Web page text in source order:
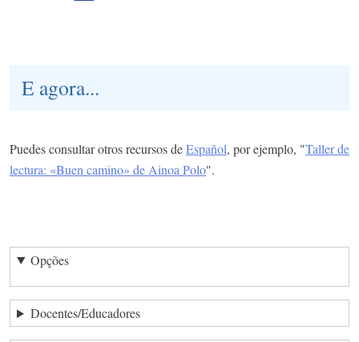
E agora...
Puedes consultar otros recursos deEspañol, por ejemplo, "Taller de
lectura: «Buen camino» de Ainoa Polo".
Opções
Docentes/Educadores